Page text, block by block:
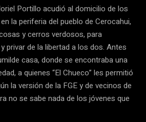
Portillo acudió al domicilio de los
la periferia del pueblo de Cerocahui,
y cerros verdosos, para
privar de la libertad a los dos. Antes
casa, donde se encontraba una
a quienes “El Chueco” les permitió
la versión de la FGE y de vecinos de
no se sabe nada de los jóvenes que